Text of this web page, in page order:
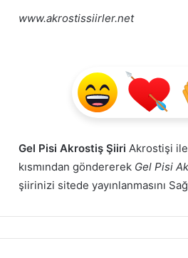
www.akrostissiirler.net
Gel Pisi Akrostiş Şiiri Akrostişi
kısmından göndererek Gel Pisi
şiirinizi sitede yayınlanmasını